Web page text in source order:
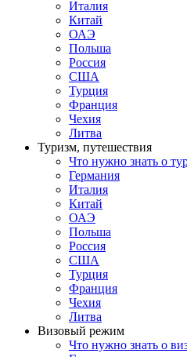
Италия
Китай
ОАЭ
Польша
Россия
США
Турция
Франция
Чехия
Литва
Туризм, путешествия
Что нужно знать о
Германия
Италия
Китай
ОАЭ
Польша
Россия
США
Турция
Франция
Чехия
Литва
Визовый режим
Что нужно знать о